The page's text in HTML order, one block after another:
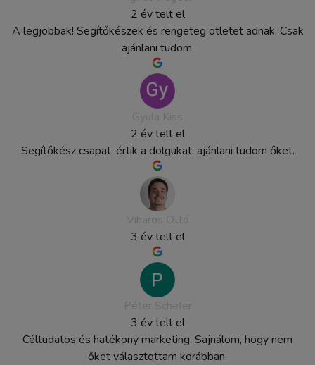
2 év telt el
A legjobbak! Segítőkészek és rengeteg ötletet adnak. Csak
ajánlani tudom.
2 év telt el
Segítőkész csapat, értik a dolgukat, ajánlani tudom őket.
3 év telt el
3 év telt el
Céltudatos és hatékony marketing. Sajnálom, hogy nem
őket választottam korábban.